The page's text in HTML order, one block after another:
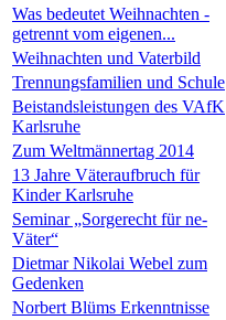
Was bedeutet Weihnachten -
getrennt vom eigenen...
Weihnachten und Vaterbild
Trennungsfamilien und Schule
Beistandsleistungen des VAfK
Karlsruhe
Zum Weltmännertag 2014
13 Jahre Väteraufbruch für
Kinder Karlsruhe
Seminar „Sorgerecht für ne-
Väter“
Dietmar Nikolai Webel zum
Gedenken
Norbert Blüms Erkenntnisse